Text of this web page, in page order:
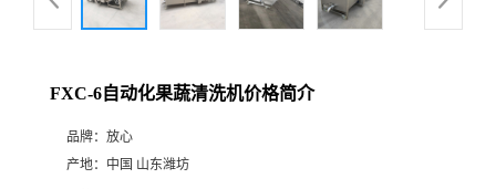
FXC-6自动化果蔬清洗机价格简介
品牌： 放心
产地： 中国 山东潍坊